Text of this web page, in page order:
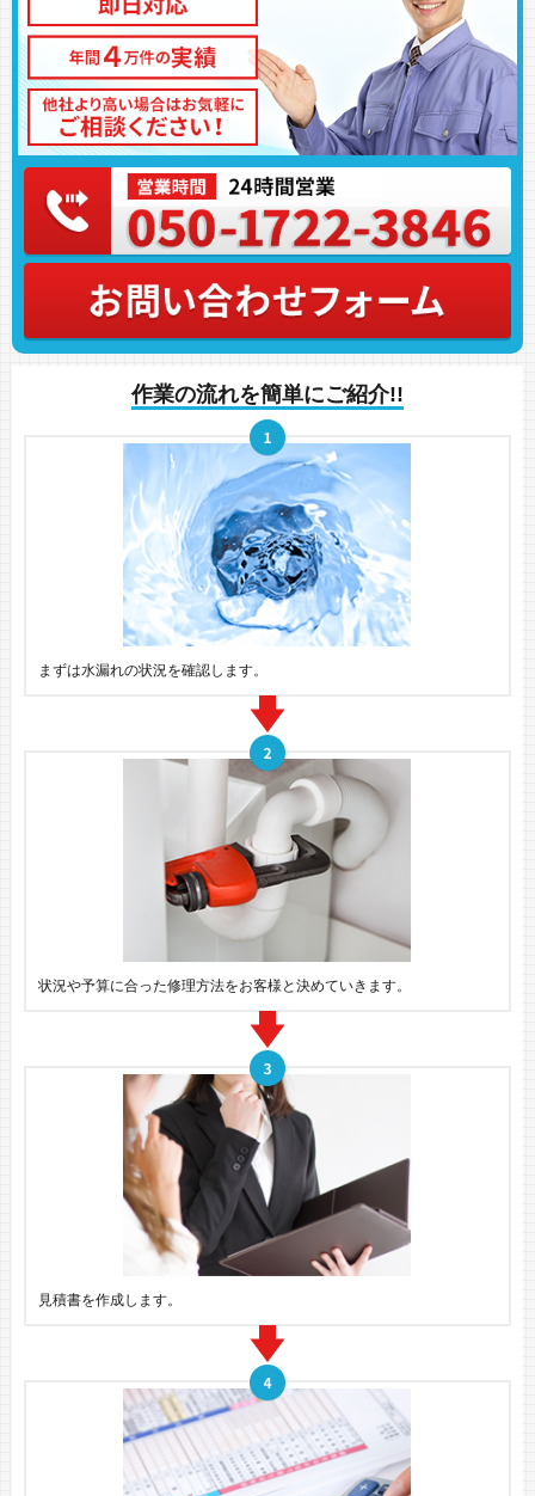
作業の流れを簡単にご紹介!!
まずは水漏れの状況を確認します。
状況や予算に合った修理方法をお客様と決めていきます。
見積書を作成します。